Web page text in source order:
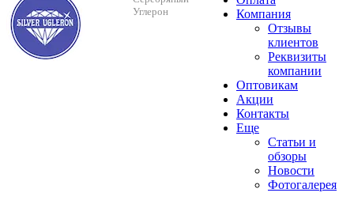
Углерон
Компания
Отзывы
клиентов
Реквизиты
компании
Оптовикам
Акции
Контакты
Еще
Cтатьи и
обзоры
Новости
Фотогалерея